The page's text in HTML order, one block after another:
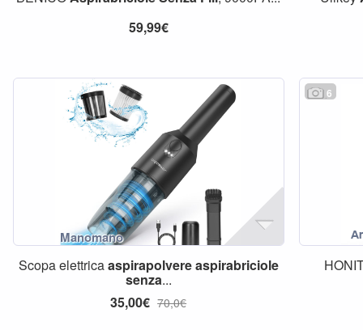
59,99€
Scopa elettricaaspirapolvereaspirabriciole
senza...
35,00€ 70,0€
6